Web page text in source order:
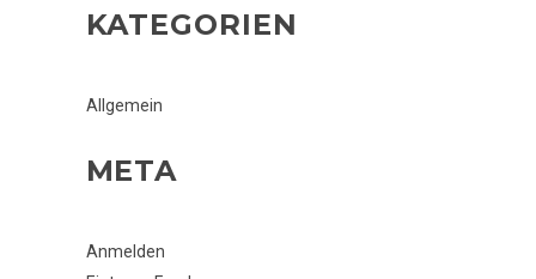
KATEGORIEN
Allgemein
META
Anmelden